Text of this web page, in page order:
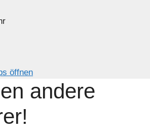
öffnen
andere